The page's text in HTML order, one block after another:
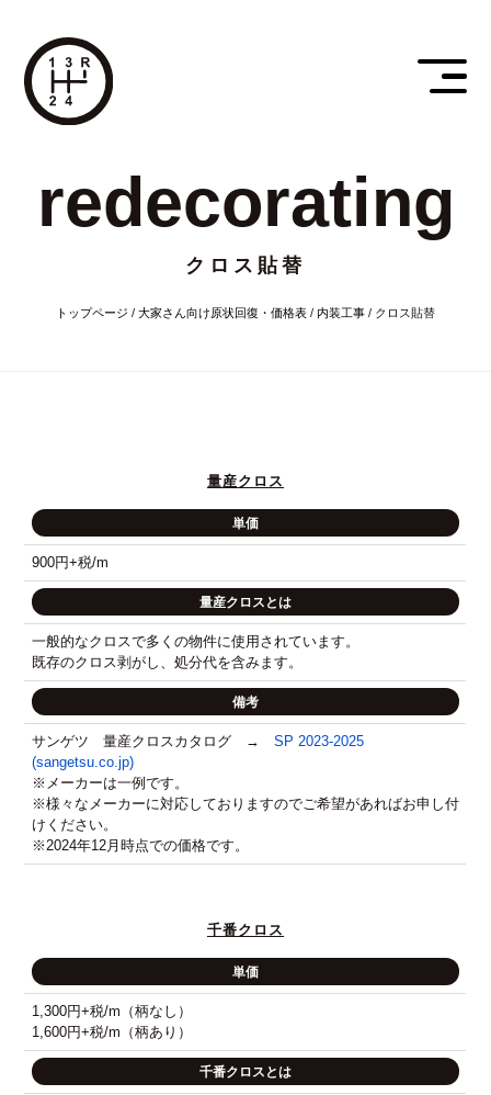
redecorating
クロス貼替
トップページ / 大家さん向け原状回復・価格表 / 内装工事 / クロス貼替
量産クロス
単価
900円+税/m
量産クロスとは
一般的なクロスで多くの物件に使用されています。
既存のクロス剥がし、処分代を含みます。
備考
サンゲツ 量産クロスカタログ → SP 2023-2025
(sangetsu.co.jp)
※メーカーは一例です。
※様々なメーカーに対応しておりますのでご希望があればお申し付
けください。
※2024年12月時点での価格です。
千番クロス
単価
1,300円+税/m（柄なし）
1,600円+税/m（柄あり）
千番クロスとは